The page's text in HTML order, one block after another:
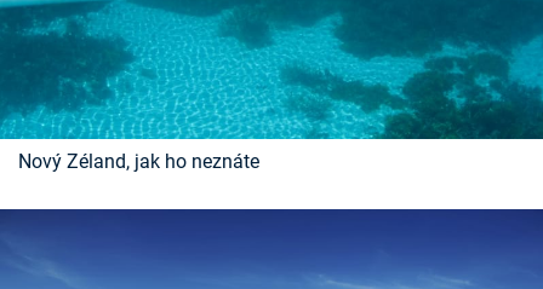
Nový Zéland, jak ho neznáte